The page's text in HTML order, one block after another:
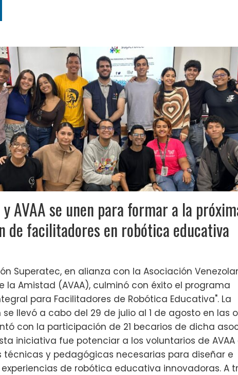
AVAA se unen para formar a la
de facilitadores en robótica educativa
Superatec, en alianza con la Asociación
la Amistad (AVAA), culminó con éxito el programa
para Facilitadores de Robótica Educativa". La
llevó a cabo del 29 de julio al 1 de agosto en las
con la participación de 21 becarios de dicha
iniciativa fue potenciar a los voluntarios de AVAA
técnicas y pedagógicas necesarias para diseñar e
de robótica educativa innovadoras. A